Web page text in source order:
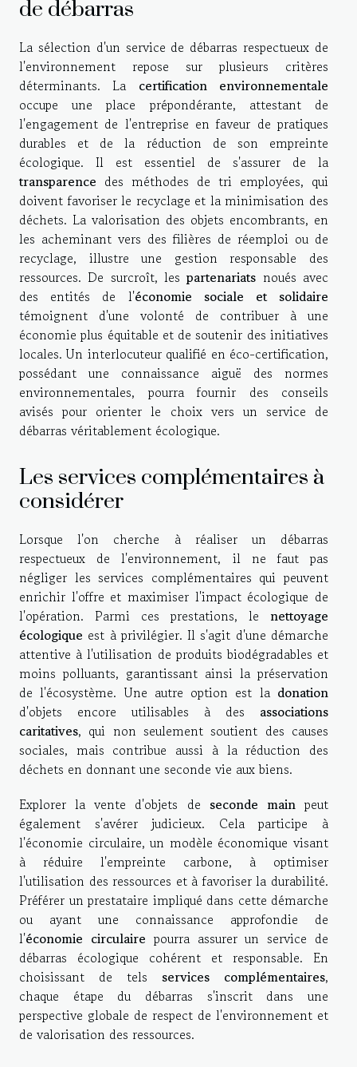
de débarras
La sélection d'un service de débarras respectueux de
l'environnement repose sur plusieurs critères
déterminants. La certification environnementale
occupe une place prépondérante, attestant de
l'engagement de l'entreprise en faveur de pratiques
durables et de la réduction de son empreinte
écologique. Il est essentiel de s'assurer de la
transparence des méthodes de tri employées, qui
doivent favoriser le recyclage et la minimisation des
déchets. La valorisation des objets encombrants, en
les acheminant vers des filières de réemploi ou de
recyclage, illustre une gestion responsable des
ressources. De surcroît, lespartenariats noués avec
des entités de l'économie sociale et solidaire
témoignent d'une volonté de contribuer à une
économie plus équitable et de soutenir des initiatives
locales. Un interlocuteur qualifié en éco-certification,
possédant une connaissance aiguë des normes
environnementales, pourra fournir des conseils
avisés pour orienter le choix vers un service de
débarras véritablement écologique.
Les services complémentaires à
considérer
Lorsque l'on cherche à réaliser un débarras
respectueux de l'environnement, il ne faut pas
négliger les services complémentaires qui peuvent
enrichir l'offre et maximiser l'impact écologique de
l'opération. Parmi ces prestations, le nettoyage
écologique est à privilégier. Il s'agit d'une démarche
attentive à l'utilisation de produits biodégradables et
moins polluants, garantissant ainsi la préservation
de l'écosystème. Une autre option est la donation
d'objets encore utilisables à des associations
caritatives, qui non seulement soutient des causes
sociales, mais contribue aussi à la réduction des
déchets en donnant une seconde vie aux biens.
Explorer la vente d'objets de seconde mainpeut
également s'avérer judicieux. Cela participe à
l'économie circulaire, un modèle économique visant
à réduire l'empreinte carbone, à optimiser
l'utilisation des ressources et à favoriser la durabilité.
Préférer un prestataire impliqué dans cette démarche
ou ayant une connaissance approfondie de
l'économie circulaire pourra assurer un service de
débarras écologique cohérent et responsable. En
choisissant de tels services complémentaires,
chaque étape du débarras s'inscrit dans une
perspective globale de respect de l'environnement et
de valorisation des ressources.